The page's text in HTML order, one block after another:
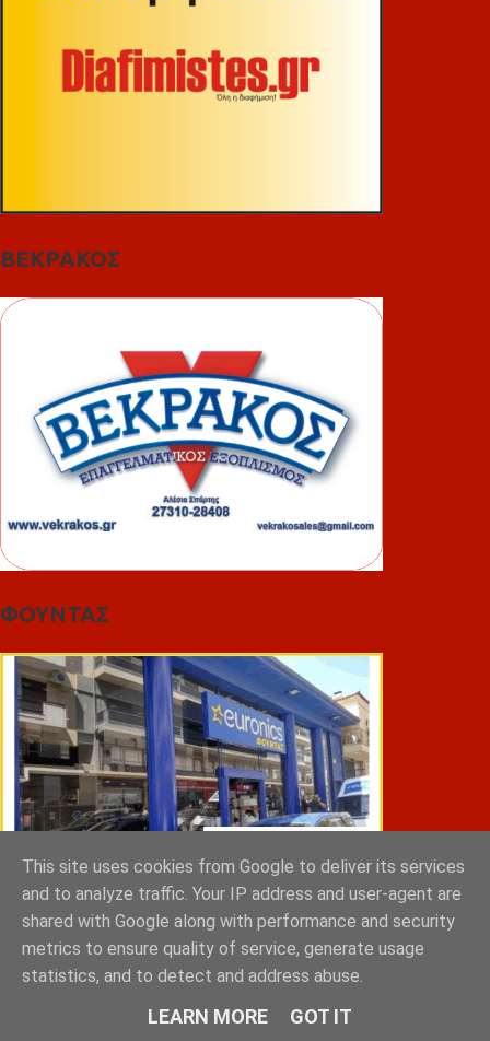
ΒΕΚΡΑΚΟΣ
ΦΟΥΝΤΑΣ
ΣΠΥΡΑΚΗΣ ΠΑΝΑΓΙΩΤΗΣ & YIOI ΣΠΑΡΤΗ
This site uses cookies from Google to deliver its services
and to analyze traffic. Your IP address and user-agent are
shared with Google along with performance and security
metrics to ensure quality of service, generate usage
statistics, and to detect and address abuse.
LEARN MORE GOT IT